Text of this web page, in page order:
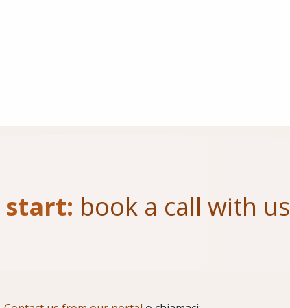
start: book a call with us